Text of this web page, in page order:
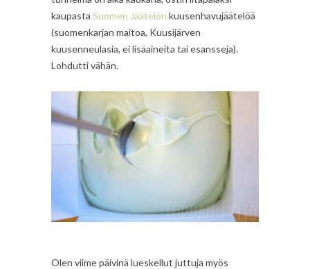
kaupasta Suomen Jäätelön kuusenhavujäätelöä
(suomenkarjan maitoa, Kuusijärven
kuusenneulasia, ei lisäaineita tai esansseja).
Lohdutti vähän.
Olen viime päivinä lueskellut juttuja myös